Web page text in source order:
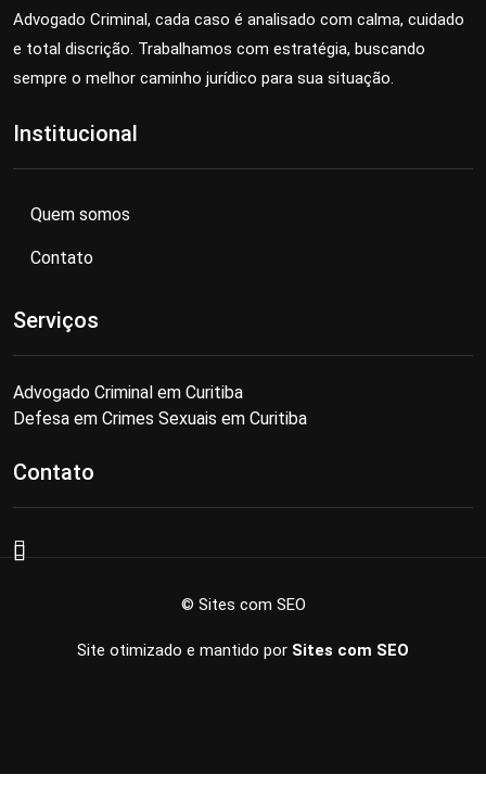
Advogado Criminal, cada caso é analisado com calma, cuidado
e total discrição. Trabalhamos com estratégia, buscando
sempre o melhor caminho jurídico para sua situação.
Institucional
Quem somos
Contato
Serviços
Advogado Criminal em Curitiba
Defesa em Crimes Sexuais em Curitiba
Contato
© Sites com SEO
Site otimizado e mantido por Sites com SEO